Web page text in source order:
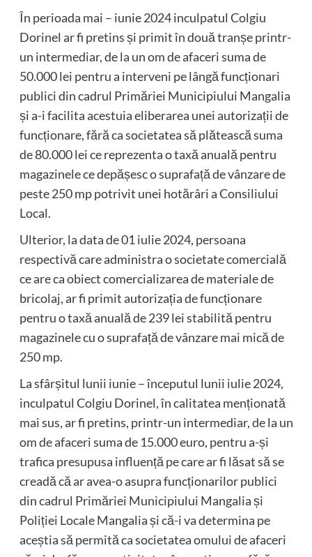
În perioada mai – iunie 2024 inculpatul Colgiu
Dorinel ar fi pretins și primit în două tranșe printr-
un intermediar, de la un om de afaceri suma de
50.000 lei pentru a interveni pe lângă funcționari
publici din cadrul Primăriei Municipiului Mangalia
și a-i facilita acestuia eliberarea unei autorizații de
funcționare, fără ca societatea să plătească suma
de 80.000 lei ce reprezenta o taxă anuală pentru
magazinele ce depășesc o suprafață de vânzare de
peste 250 mp potrivit unei hotărâri a Consiliului
Local.
Ulterior, la data de 01 iulie 2024, persoana
respectivă care administra o societate comercială
ce are ca obiect comercializarea de materiale de
bricolaj, ar fi primit autorizația de funcționare
pentru o taxă anuală de 239 lei stabilită pentru
magazinele cu o suprafață de vânzare mai mică de
250 mp.
La sfârșitul lunii iunie – începutul lunii iulie 2024,
inculpatul Colgiu Dorinel, în calitatea menționată
mai sus, ar fi pretins, printr-un intermediar, de la un
om de afaceri suma de 15.000 euro, pentru a-și
trafica presupusa influență pe care ar fi lăsat să se
creadă că ar avea-o asupra funcționarilor publici
din cadrul Primăriei Municipiului Mangalia și
Poliției Locale Mangalia și că-i va determina pe
aceștia să permită ca societatea omului de afaceri